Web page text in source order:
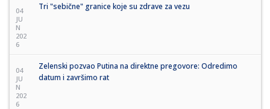
04
JU
N
202
6
Tri "sebične" granice koje su zdrave za vezu
04
JU
N
202
6
Zelenski pozvao Putina na direktne pregovore: Odredimo
datum i završimo rat